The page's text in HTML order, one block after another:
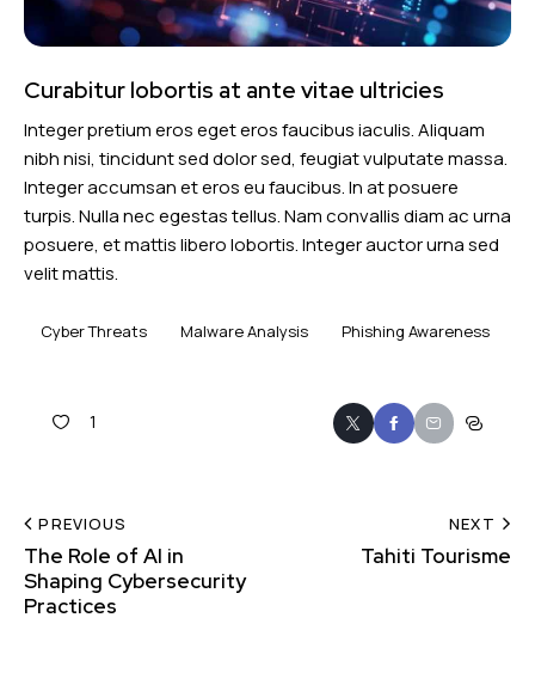
Curabitur lobortis at ante vitae ultricies
Integer pretium eros eget eros faucibus iaculis. Aliquam
nibh nisi, tincidunt sed dolor sed, feugiat vulputate massa.
Integer accumsan et eros eu faucibus. In at posuere
turpis. Nulla nec egestas tellus. Nam convallis diam ac urna
posuere, et mattis libero lobortis. Integer auctor urna sed
velit mattis.
Cyber Threats Malware Analysis Phishing Awareness
1
PREVIOUS
The Role of AI in
Shaping Cybersecurity
Practices
NEXT
Tahiti Tourisme